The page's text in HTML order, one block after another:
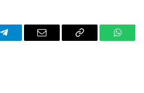
Telegram Email
Copy